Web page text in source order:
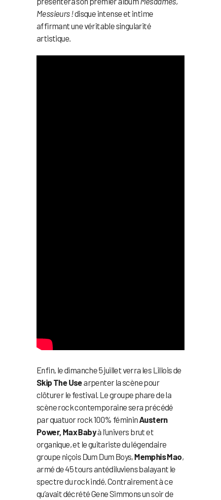
Messieurs !disque intense et intime
affirmant une véritable singularité
artistique.
Enfin, le dimanche 5 juillet verra les Lillois de
Skip The Usearpenter la scène pour
clôturer le festival. Le groupe phare de la
scène rock contemporaine sera précédé
par quatuor rock 100% féminin Austern
Power, Max Babyà l’univers brut et
organique, et le guitariste du légendaire
groupe niçois Dum Dum Boys, Memphis Mao,
armé de 45 tours antédiluviens balayant le
spectre du rock indé. Contrairement à ce
qu’avait décrété Gene Simmons un soir de